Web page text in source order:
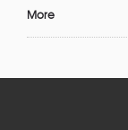
More